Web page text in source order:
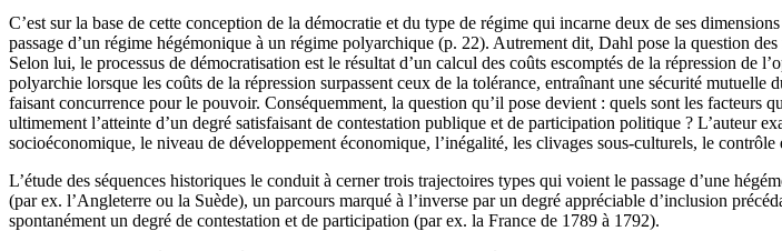
C’est sur la base de cette conception de la démocratie et du type de régime qui incarne deux de ses
passage d’un régime hégémonique à un régime polyarchique (p. 22). Autrement dit, Dahl pose la question
Selon lui, le processus de démocratisation est le résultat d’un calcul des coûts escomptés de la répression de
polyarchie lorsque les coûts de la répression surpassent ceux de la tolérance, entraînant une sécurité
faisant concurrence pour le pouvoir. Conséquemment, la question qu’il pose devient : quels sont les
ultimement l’atteinte d’un degré satisfaisant de contestation publique et de participation politique ? L’auteur
socioéconomique, le niveau de développement économique, l’inégalité, les clivages sous-culturels, le
L’étude des séquences historiques le conduit à cerner trois trajectoires types qui voient le passage d’une
(par ex. l’Angleterre ou la Suède), un parcours marqué à l’inverse par un degré appréciable d’inclusion
spontanément un degré de contestation et de participation (par ex. la France de 1789 à 1792).